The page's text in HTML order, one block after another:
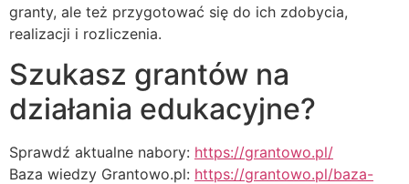
granty, ale też przygotować się do ich zdobycia,
realizacji i rozliczenia.
Szukasz grantów na
działania edukacyjne?
Sprawdź aktualne nabory: https://grantowo.pl/
Baza wiedzy Grantowo.pl: https://grantowo.pl/baza-